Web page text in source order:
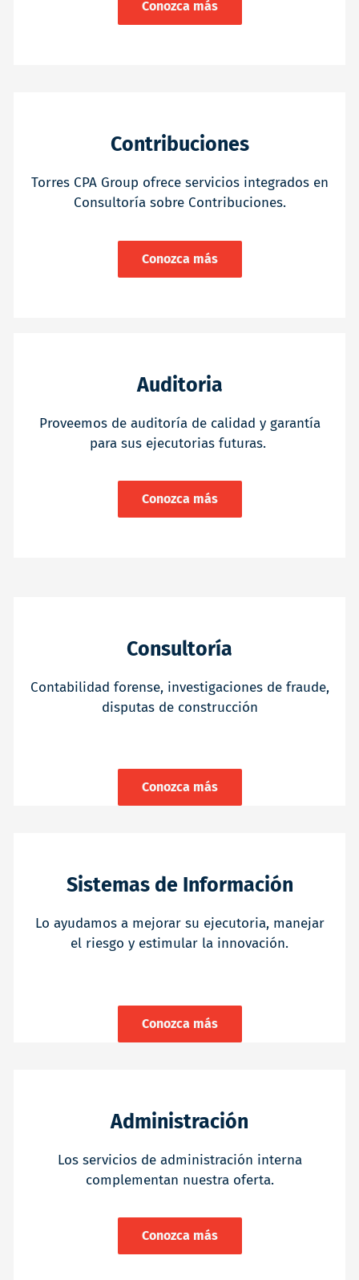
Conozca más
Contribuciones
Torres CPA Group ofrece servicios integrados en
Consultoría sobre Contribuciones.
Conozca más
Auditoria
Proveemos de auditoría de calidad y garantía
para sus ejecutorias futuras.
Conozca más
Consultoría
Contabilidad forense, investigaciones de fraude,
disputas de construcción
Conozca más
Sistemas de Información
Lo ayudamos a mejorar su ejecutoria, manejar
el riesgo y estimular la innovación.
Conozca más
Administración
Los servicios de administración interna
complementan nuestra oferta.
Conozca más